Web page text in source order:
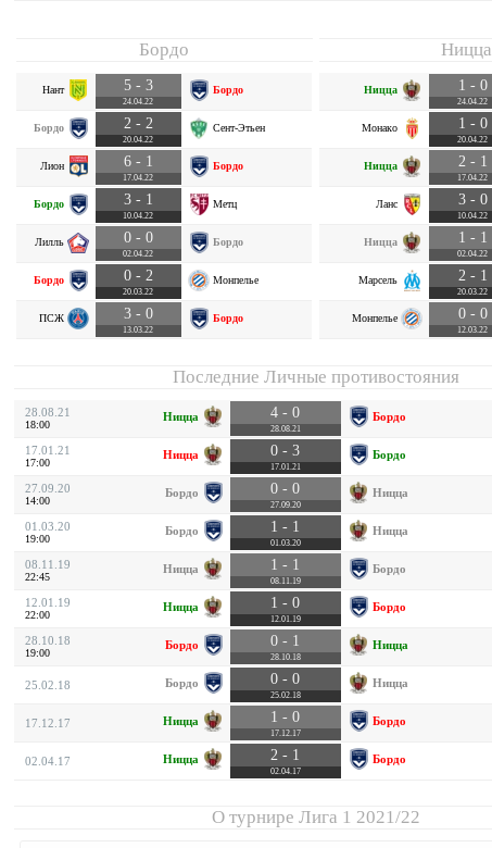
Бордо
Нант 5 - 3
24.04.22
Бордо
Бордо 2 - 2
20.04.22
Сент-Этьен
Лион 6 - 1
17.04.22
Бордо
Бордо 3 - 1
10.04.22
Метц
Лилль 0 - 0
02.04.22
Бордо
Бордо 0 - 2
20.03.22
Монпелье
ПСЖ 3 - 0
13.03.22
Бордо
Ницца
Ницца 1 - 0
24.04.22
Монако 1 - 0
20.04.22
Ницца 2 - 1
17.04.22
Ланс 3 - 0
10.04.22
Ницца 1 - 1
02.04.22
Марсель 2 - 1
20.03.22
Монпелье 0 - 0
12.03.22
Последние Личные противостояния
28.08.21
18:00
Ницца 4 - 0
28.08.21
Бордо
17.01.21
17:00
Ницца 0 - 3
17.01.21
Бордо
27.09.20
14:00
Бордо 0 - 0
27.09.20
Ницца
01.03.20
19:00
Бордо 1 - 1
01.03.20
Ницца
08.11.19
22:45
Ницца 1 - 1
08.11.19
Бордо
12.01.19
22:00
Ницца 1 - 0
12.01.19
Бордо
28.10.18
19:00
Бордо 0 - 1
28.10.18
Ницца
25.02.18 Бордо 0 - 0
25.02.18
Ницца
17.12.17 Ницца 1 - 0
17.12.17
Бордо
02.04.17 Ницца 2 - 1
02.04.17
Бордо
О турнире Лига 1 2021/22